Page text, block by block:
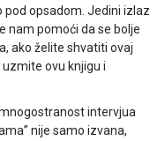
pod opsadom. Jedini izlaz
nam pomoći da se bolje
ako žeIite shvatiti ovaj
ovu knjigu i
intervjua
nije samo izvana,